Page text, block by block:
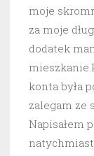
moje
za moje
dodatek
konta była
zalegam ze
Napisałem